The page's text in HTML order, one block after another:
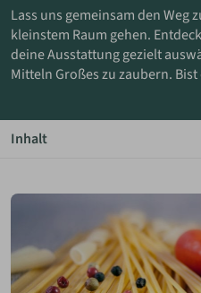
Lass uns gemeinsam den Weg
kleinstem Raum gehen.
deine Ausstattung gezielt
Mitteln Großes zu zaubern.
Inhalt
Küchenausstattung reduzieren
Miniküche kaufen oder bauen
Minimalistisch kochen lernen
Kochen ohne Beschränkung